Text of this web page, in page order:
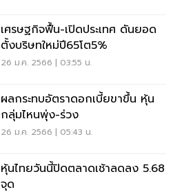
เศรษฐกิจฟื้น-เปิดประเทศ ดันยอด
ตั้งบริษทใหม่ปี65โต5%
26 ม.ค. 2566 | 03:55 น.
ผลกระทบอัตราดอกเบี้ยขาขึ้น หุ้น
กลุ่มไหนพุ่ง-ร่วง
26 ม.ค. 2566 | 05:43 น.
หุ้นไทยวันนี้ปิดตลาดเช้าลดลง 5.68
จุด